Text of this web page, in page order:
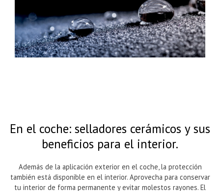
En el coche: selladores cerámicos y sus
Además de la aplicación exterior en el coche, la protección